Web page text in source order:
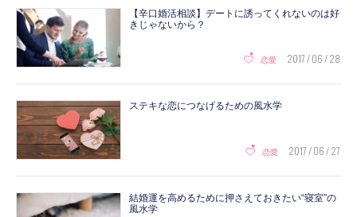
【辛口婚活相談】デートに誘ってくれないのは好
きじゃないから？
恋愛 2017 / 06 / 28
ステキな恋につなげるための風水学
恋愛 2017 / 06 / 27
結婚運を高めるために押さえておきたい“寝室”の
風水学